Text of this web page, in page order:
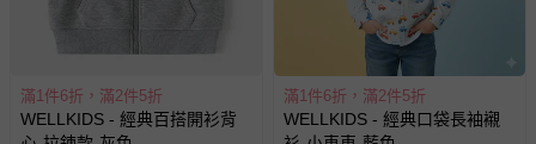
相關的退換貨辦理流程，可詳見： 退換貨 & 退款問題
運送服務：目前提供的運送僅限台灣本島。如您位於離島地
滿1件6折，滿2件5折
WELLKIDS - 經典百搭開衫背
滿1件6折，滿2件5折
WELLKIDS - 經典口袋長袖襯